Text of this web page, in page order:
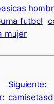
futbol
mujer
Siguiente: